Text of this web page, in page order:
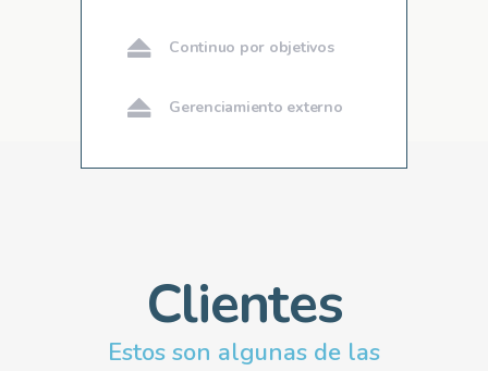
Continuo por objetivos
Gerenciamiento externo
Clientes
Estos son algunas de las